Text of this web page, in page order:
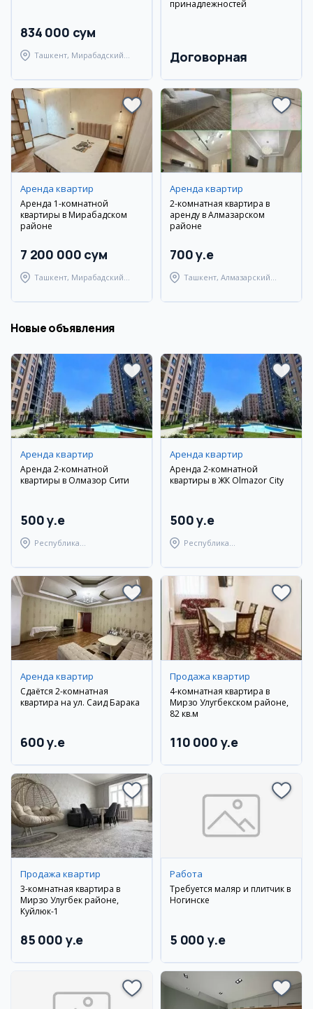
834 000 сум
Ташкент, Мирабадский
принадлежностей
Договорная
Аренда квартир
Аренда 1-комнатной
квартиры в Мирабадском
районе
7 200 000 сум
Ташкент, Мирабадский
Аренда квартир
2-комнатная квартира в
аренду в Алмазарском
районе
700 y.e
Ташкент, Алмазарский
Новые объявления
Аренда квартир
Аренда 2-комнатной
квартиры в Олмазор Сити
500 y.e
Республика
Берунийский район
Аренда квартир
Аренда 2-комнатной
квартиры в ЖК Olmazor City
500 y.e
Республика
Берунийский район
Аренда квартир
Сдаётся 2-комнатная
квартира на ул. Саид Барака
600 y.e
Продажа квартир
4-комнатная квартира в
Мирзо Улугбекском районе,
82 кв.м
110 000 y.e
Продажа квартир
3-комнатная квартира в
Мирзо Улугбек районе,
Куйлюк-1
85 000 y.e
Работа
Требуется маляр и плитчик в
Ногинске
5 000 y.e